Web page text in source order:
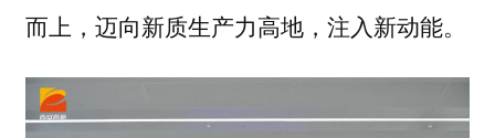
而上，迈向新质生产力高地，注入新动能。